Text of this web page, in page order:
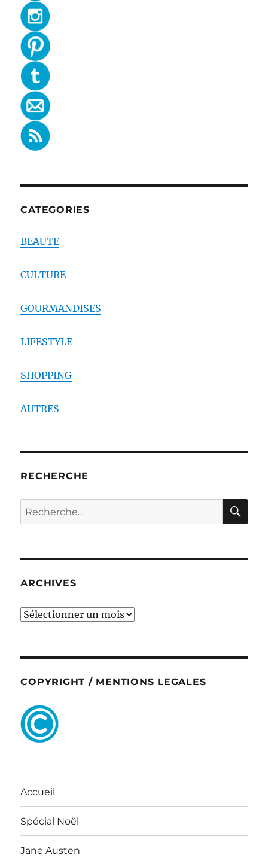
CATEGORIES
BEAUTE
CULTURE
GOURMANDISES
LIFESTYLE
SHOPPING
AUTRES
RECHERCHE
Recherche
pour :
ARCHIVES
ARCHIVES
COPYRIGHT / MENTIONS LEGALES
Accueil
Spécial Noël
Jane Austen